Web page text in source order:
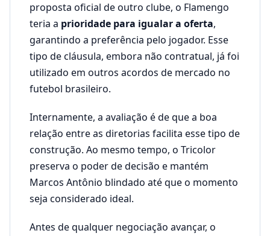
proposta oficial de outro clube, o Flamengo
teria a prioridade para igualar a oferta,
garantindo a preferência pelo jogador. Esse
tipo de cláusula, embora não contratual, já foi
utilizado em outros acordos de mercado no
futebol brasileiro.
Internamente, a avaliação é de que a boa
relação entre as diretorias facilita esse tipo de
construção. Ao mesmo tempo, o Tricolor
preserva o poder de decisão e mantém
Marcos Antônio blindado até que o momento
seja considerado ideal.
Antes de qualquer negociação avançar, o